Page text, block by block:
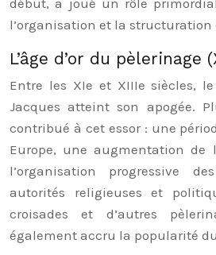
début, a joué un rôle
l’organisation et la structuration
L’âge d’or du pèlerinage
Entre les XIe et XIIIe siècles,
Jacques atteint son apogée.
contribué à cet essor : une
Europe, une augmentation de
l’organisation progressive
autorités religieuses et
croisades et d’autres
également accru la popularité